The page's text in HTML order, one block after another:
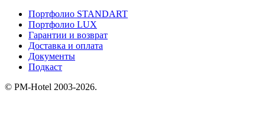
Портфолио STANDART
Портфолио LUX
Гарантии и возврат
Доставка и оплата
Документы
Подкаст
© PM-Hotel 2003-2026.